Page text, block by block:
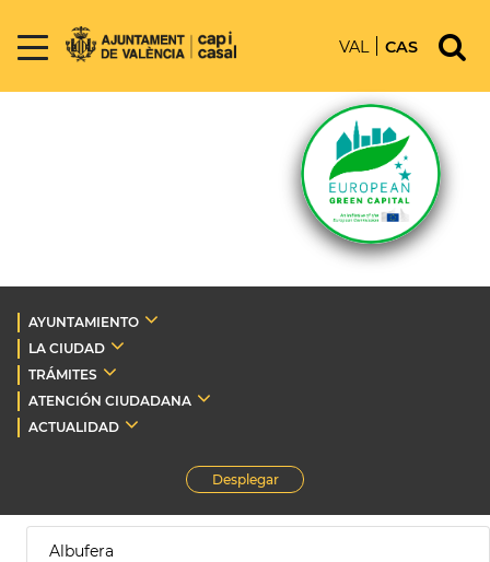
VAL CAS
AYUNTAMIENTO
LA CIUDAD
TRÁMITES
ATENCIÓN CIUDADANA
ACTUALIDAD
Desplegar
Albufera